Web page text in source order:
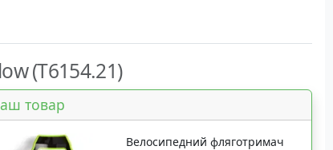
(T6154.21)
товар
Велосипедний фляготримач